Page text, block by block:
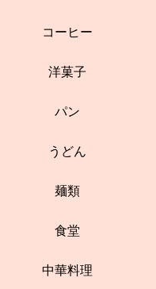
コーヒー
洋菓子
パン
うどん
麺類
食堂
中華料理